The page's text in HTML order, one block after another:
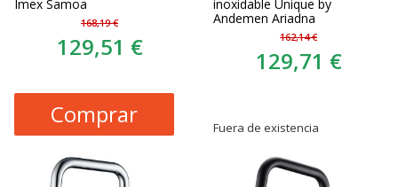
Imex Samoa
168,19 €
129,51 €
Comprar
inoxidable Unique by
Andemen Ariadna
162,14 €
129,71 €
Fuera de existencia